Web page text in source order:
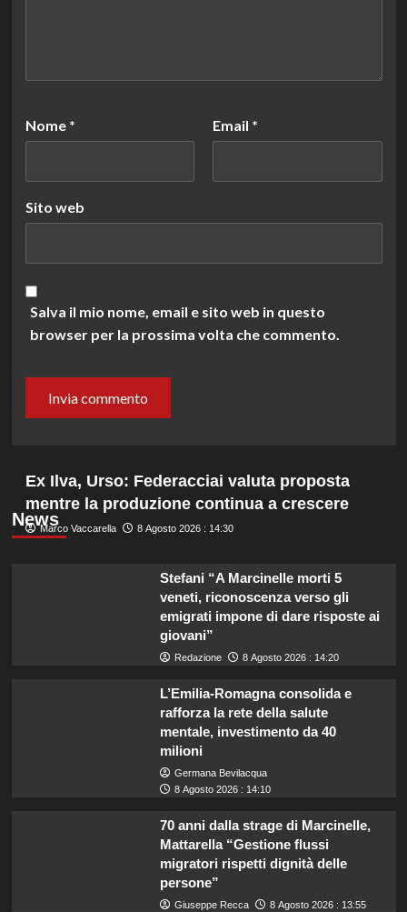
Nome * Email *
Sito web
Salva il mio nome, email e sito web in questo
browser per la prossima volta che commento.
News
Ex Ilva, Urso: Federacciai valuta proposta
mentre la produzione continua a crescere
Marco Vaccarella 8 Agosto 2026 : 14:30
Stefani “A Marcinelle morti 5
veneti, riconoscenza verso gli
emigrati impone di dare risposte ai
giovani”
Redazione 8 Agosto 2026 : 14:20
L’Emilia-Romagna consolida e
rafforza la rete della salute
mentale, investimento da 40
milioni
Germana Bevilacqua
8 Agosto 2026 : 14:10
70 anni dalla strage di Marcinelle,
Mattarella “Gestione flussi
migratori rispetti dignità delle
persone”
Giuseppe Recca 8 Agosto 2026 : 13:55